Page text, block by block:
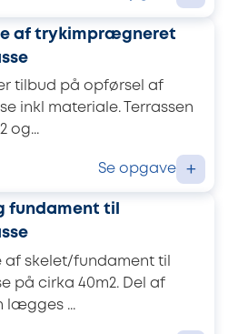
af trykimprægneret
tilbud på opførsel af
inkl materiale. Terrassen
og...
Se opgave +
fundament til
af skelet/fundament til
på cirka 40m2. Del af
lægges ...